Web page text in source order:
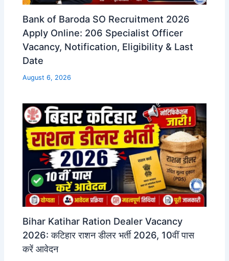
Bank of Baroda SO Recruitment 2026
Apply Online: 206 Specialist Officer
Vacancy, Notification, Eligibility & Last
Date
August 6, 2026
Bihar Katihar Ration Dealer Vacancy
2026: कटिहार राशन डीलर भर्ती 2026, 10वीं पास
करें आवेदन